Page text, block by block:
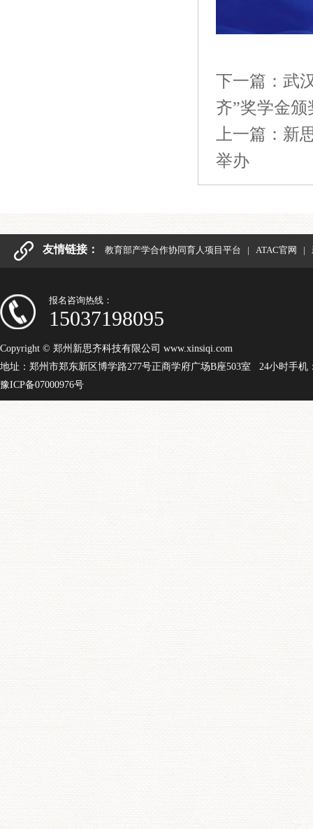
下一篇： 武
齐”奖学金
上一篇： 新
举办
友情链接： 教育部产学合作协同育人项目平台 | ATAC官网 |
报名咨询热线：
15037198095
Copyright © 郑州新思齐科技有限公司 www.xinsiqi.com
地址：郑州市郑东新区博学路277号正商学府广场B座503室 24小时手机
豫ICP备07000976号